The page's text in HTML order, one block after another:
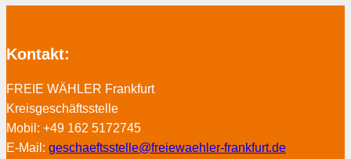
Kontakt:
FREIE WÄHLER Frankfurt
Kreisgeschäftsstelle
Mobil: +49 162 5172745
E-Mail: geschaeftsstelle@freiewaehler-frankfurt.de